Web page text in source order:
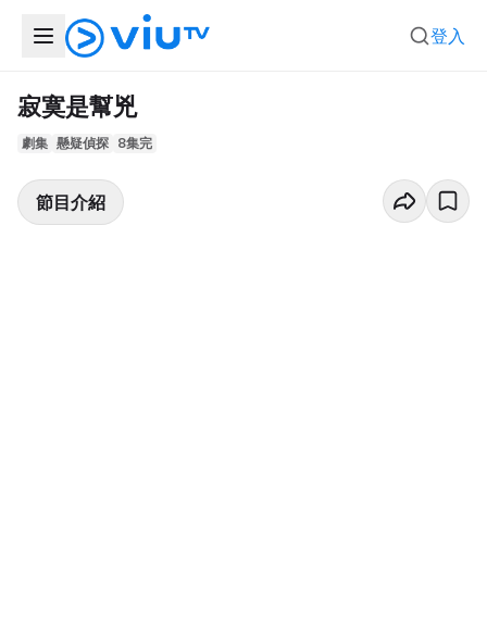
登入
寂寞是幫兇
劇集 懸疑偵探 8集完
節目介紹